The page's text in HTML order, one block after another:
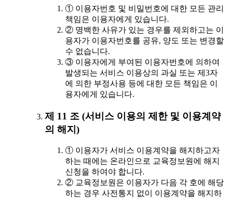
① 이용자번호 및 비밀번호에 대한 모든 관리
책임은 이용자에게 있습니다.
② 명백한 사유가 있는 경우를 제외하고는 이
용자가 이용자번호를 공유, 양도 또는 변경할
수 없습니다.
③ 이용자에게 부여된 이용자번호에 의하여
발생되는 서비스 이용상의 과실 또는 제3자
에 의한 부정사용 등에 대한 모든 책임은 이
용자에게 있습니다.
제 11 조 (서비스 이용의 제한 및 이용계약
의 해지)
① 이용자가 서비스 이용계약을 해지하고자
하는 때에는 온라인으로 교육정보원에 해지
신청을 하여야 합니다.
② 교육정보원은 이용자가 다음 각 호에 해당
하는 경우 사전통지 없이 이용계약을 해지하